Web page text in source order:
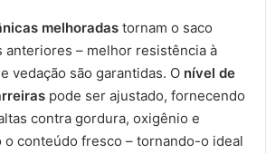
melhoradas tornam o saco
anteriores – melhor resistência à
vedação são garantidas. O nível de
pode ser ajustado, fornecendo
contra gordura, oxigênio e
o conteúdo fresco – tornando-o ideal